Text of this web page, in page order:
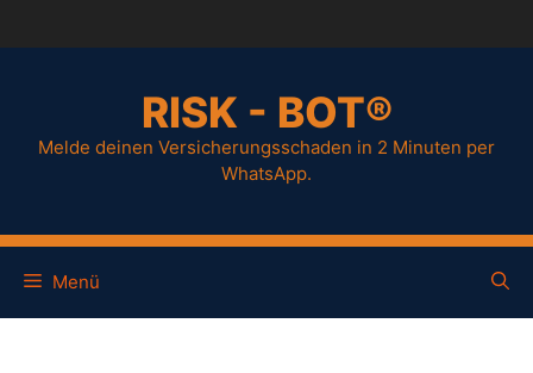
RISK - BOT®
Melde deinen Versicherungsschaden in 2 Minuten per
WhatsApp.
Menü